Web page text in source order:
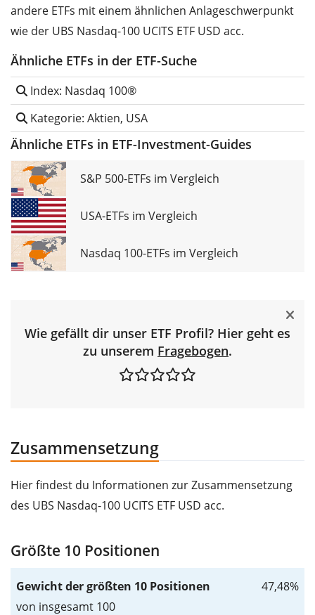
andere ETFs mit einem ähnlichen Anlageschwerpunkt
wie der UBS Nasdaq-100 UCITS ETF USD acc.
Ähnliche ETFs in der ETF-Suche
Index: Nasdaq 100®
Kategorie: Aktien, USA
Ähnliche ETFs in ETF-Investment-Guides
S&P 500-ETFs im Vergleich
USA-ETFs im Vergleich
Nasdaq 100-ETFs im Vergleich
Wie gefällt dir unser ETF Profil? Hier geht es
zu unserem Fragebogen.
Zusammensetzung
Hier findest du Informationen zur Zusammensetzung
des UBS Nasdaq-100 UCITS ETF USD acc.
Größte 10 Positionen
Gewicht der größten 10 Positionen
von insgesamt 100
47,48%